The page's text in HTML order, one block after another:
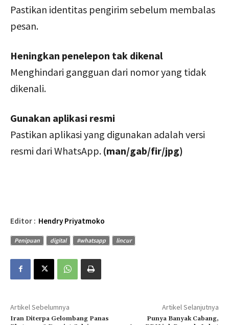
Pastikan identitas pengirim sebelum membalas
pesan.
Heningkan penelepon tak dikenal
Menghindari gangguan dari nomor yang tidak
dikenali.
Gunakan aplikasi resmi
Pastikan aplikasi yang digunakan adalah versi
resmi dari WhatsApp. (man/gab/fir/jpg)
Editor : Hendry Priyatmoko
Penipuan digital #whatsapp lincur
Artikel Sebelumnya
Iran Diterpa Gelombang Panas
Artikel Selanjutnya
Punya Banyak Cabang,